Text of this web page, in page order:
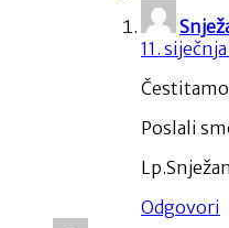
11.
Poslali
Odgovori